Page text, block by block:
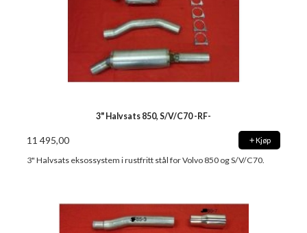
3" Halvsats 850, S/V/C70 -RF-
11 495,00 Kjøp
3" Halvsats eksossystem i rustfritt stål for Volvo 850 og S/V/C70.